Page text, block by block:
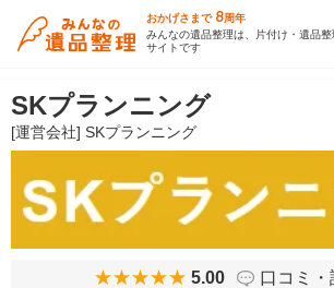
おかげさまで 8周年
みんなの遺品整理は、片付け・遺品
サイトです
SKプランニング
[運営会社] SKプランニング
5.00 口コミ・